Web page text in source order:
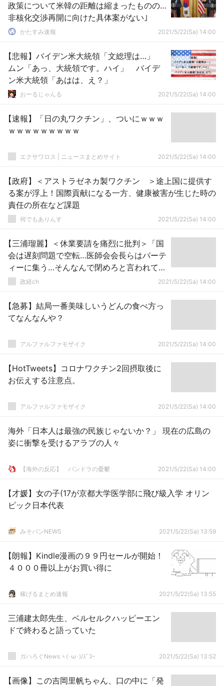
政策について米韓の距離は縮まったものの…
非核化交渉再開に向けた具体案がない｣
かたすみ速報 2021/5/22(Sa) 14:00
【悲報】バイデン米大統領「文総理は…」
ムン「あっ、大統領です。ハイ」 バイデ
ン米大統領「あはは、え？」
おーるじゃんる 2021/5/22(Sa) 14:00
【速報】「日の丸ワクチン」、ついにｗｗｗ
ｗｗｗｗｗｗｗｗｗ
エクサワロス | ニュースまとめサイト 2021/5/22(Sa) 14:00
【政府】＜アストラゼネカ製ワクチン ＞途上国に提供す
る案が浮上！国際貢献になる一方、健康被害が生じた時の
責任の所在など課題
何でもありんす 2021/5/22(Sa) 14:00
【三浦瑠麗】＜休業要請を痛烈に批判＞「国
会は遅刻問題で空転…医師会会長らはパーテ
ィーに集う…そんなんで閉めろと言われて従
えるか」
政経ch 2021/5/22(Sa) 14:00
【急募】結局一番美味しいうどんの食べ方っ
てなんなんや？
アルファルファモザイク 2021/5/22(Sa) 14:00
【HotTweets】コロナワクチン2回摂取後に
お伝えする注意点。
アルファルファモザイク 2021/5/22(Sa) 14:00
海外「日本人は最強の民族じゃないか？」 現在の広島の
姿に衝撃を受けるアラブの人々
【海外の反応】 パンドラの憂鬱 2021/5/22(Sa) 14:00
【才媛】女の子(17が京都大学医学部に飛び級入学 オリン
ピック日本代表
みそパンNEWS 2021/5/22(Sa) 13:59
【朗報】Kindle漫画の９９円セールが開始！
４０００冊以上がお買い得に
稼げるまとめ速報 2021/5/22(Sa) 13:55
三浦建太郎先生、ベルセルクハッピーエン
ドで終わると語っていた
ガハろぐNewsヽ(･ω･)/ｽﾞｺｰ 2021/5/22(Sa) 13:52
【画像】この吉岡里帆ちゃん、口の中に「発